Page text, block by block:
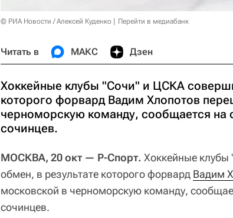
© РИА Новости / Алексей Куденко Перейти в медиабанк
Читать в МАКС Дзен
Хоккейные клубы "Сочи" и ЦСКА
которого форвард Вадим Хлопотов
черноморскую команду, сообщается на
сочинцев.
МОСКВА, 20 окт — Р-Спорт. Хоккейные клубы
обмен, в результате которого форвард Вадим
московской в черноморскую команду,
сочинцев.